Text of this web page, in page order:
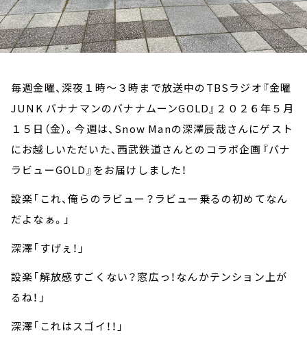
毎週金曜、深夜１時～３時まで放送中のTBSラジオ『金曜
JUNK バナナマンのバナナムーンGOLD』２０２６年５月
１５日（金）。今週は、Snow Manの深澤辰哉さんにゲスト
にお越しいただいた、西武鉄道さんとのコラボ企画『バナ
ラビューGOLD』をお届けしました！
設楽「これ、俺らのラビュー？ラビュー乗るの初めてなん
だよなぁ。」
深澤「すげぇ！」
設楽「解放感すごくない？窓広っ！なんかテンション上が
るね！」
深澤「これはスゴイ！！」